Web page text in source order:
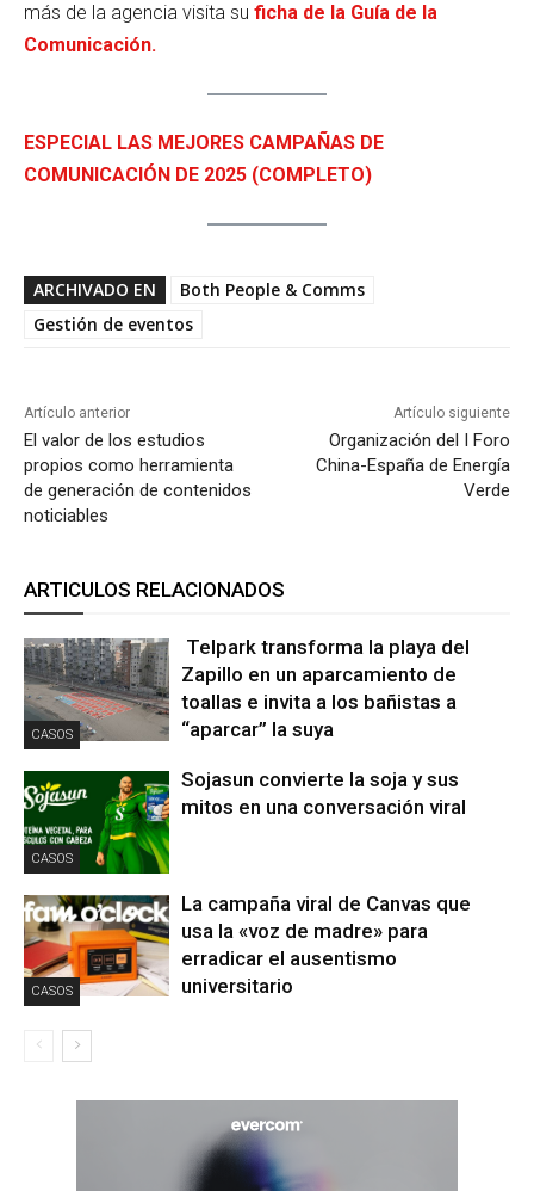
más de la agencia visita su ficha de la Guía de la
Comunicación.
ESPECIAL LAS MEJORES CAMPAÑAS DE
COMUNICACIÓN DE 2025 (COMPLETO)
ARCHIVADO EN
Both People & Comms
Gestión de eventos
Artículo anterior
El valor de los estudios
propios como herramienta
de generación de contenidos
noticiables
Artículo siguiente
Organización del I Foro
China-España de Energía
Verde
ARTICULOS RELACIONADOS
CASOS
Telpark transforma la playa del
Zapillo en un aparcamiento de
toallas e invita a los bañistas a
“aparcar” la suya
CASOS
Sojasun convierte la soja y sus
mitos en una conversación viral
CASOS
La campaña viral de Canvas que
usa la «voz de madre» para
erradicar el ausentismo
universitario